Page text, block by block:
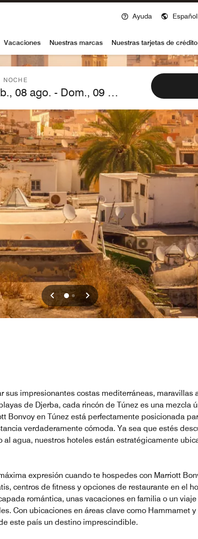
Ayuda Español
Vacaciones Nuestras marcas Nuestras tarjetas de crédito
NOCHE
sus impresionantes costas mediterráneas,
de Djerba, cada rincón de Túnez es una mezcla
Bonvoy en Túnez está perfectamente posicionada
verdaderamente cómoda. Ya sea que estés
agua, nuestros hoteles están estratégicamente
expresión cuando te hospedes con Marriott
centros de fitness y opciones de restaurante en el
romántica, unas vacaciones en familia o un
Con ubicaciones en áreas clave como Hammamet
este país un destino imprescindible.